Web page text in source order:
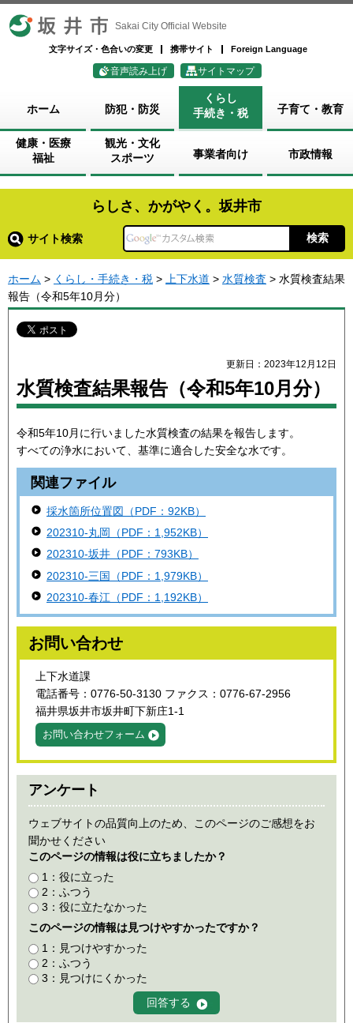
坂井市 Sakai City Official Website
文字サイズ・色合いの変更 携帯サイト Foreign Language
音声読み上げ サイトマップ
ホーム 防犯・防災
くらし
手続き・税
子育て・教育
健康・医療
福祉
観光・文化
スポーツ
事業者向け 市政情報
らしさ、かがやく。坂井市
サイト検索
ホーム > くらし・手続き・税 > 上下水道 > 水質検査 > 水質検査結果
報告（令和5年10月分）
更新日：2023年12月12日
水質検査結果報告（令和5年10月分）
令和5年10月に行いました水質検査の結果を報告します。
すべての浄水において、基準に適合した安全な水です。
関連ファイル
採水箇所位置図（PDF：92KB）
202310-丸岡（PDF：1,952KB）
202310-坂井（PDF：793KB）
202310-三国（PDF：1,979KB）
202310-春江（PDF：1,192KB）
お問い合わせ
上下水道課
電話番号：0776-50-3130 ファクス：0776-67-2956
福井県坂井市坂井町下新庄1-1
お問い合わせフォーム
アンケート
ウェブサイトの品質向上のため、このページのご感想をお
聞かせください
このページの情報は役に立ちましたか？
1：役に立った
2：ふつう
3：役に立たなかった
このページの情報は見つけやすかったですか？
1：見つけやすかった
2：ふつう
3：見つけにくかった